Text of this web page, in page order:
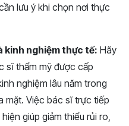
lưu ý khi chọn nơi thực
kinh nghiệm thực tế: Hãy
sĩ thẩm mỹ được cấp
nghiệm lâu năm trong
mặt. Việc bác sĩ trực tiếp
giúp giảm thiểu rủi ro,